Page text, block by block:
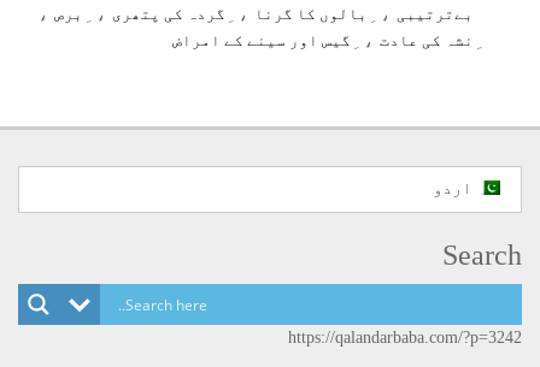
بےترتیبی ، ِ بالوں کا گرنا ، ِ گردہ کی پتھری ، ِ برص ،
نشہ کی عادت ، ِ گیس اور سینے کے امراض
اردو
Search
https://qalandarbaba.com/?p=3242